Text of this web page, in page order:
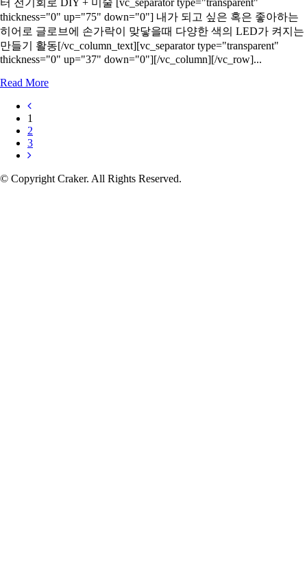
thickness="0" up="75" down="0"] 내가 되고 싶은 혹은 좋아하는
히어로 글로브에 손가락이 맞닿을때 다양한 색의 LED가 켜지는
만들기 활동[/vc_column_text][vc_separator type="transparent"
thickness="0" up="37" down="0"][/vc_column][/vc_row]...
Read More
1
2
3
© Copyright Craker. All Rights Reserved.